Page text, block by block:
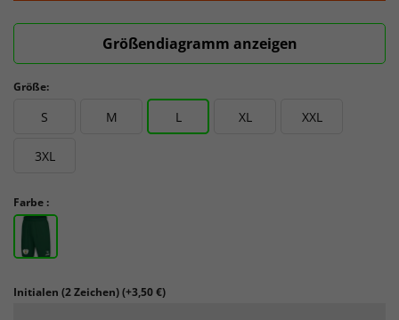
Größendiagramm anzeigen
Größe:
S M L XL XXL
3XL
Farbe :
Initialen (2 Zeichen)(+3,50 €)